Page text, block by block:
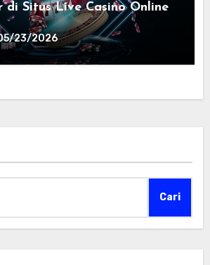
di Situs Live Casino Online
23/2026
Cari